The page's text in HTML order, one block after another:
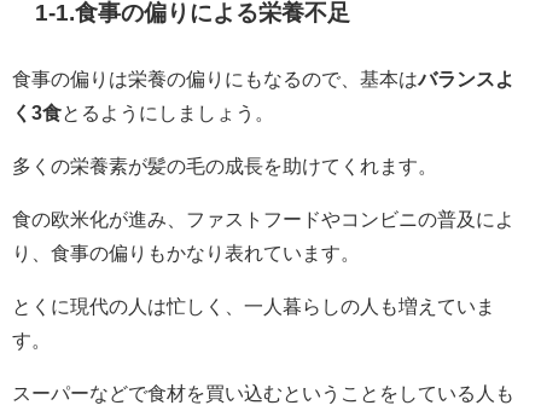
1-1.食事の偏りによる栄養不足
食事の偏りは栄養の偏りにもなるので、基本はバランスよ
く3食とるようにしましょう。
多くの栄養素が髪の毛の成長を助けてくれます。
食の欧米化が進み、ファストフードやコンビニの普及によ
り、食事の偏りもかなり表れています。
とくに現代の人は忙しく、一人暮らしの人も増えていま
す。
スーパーなどで食材を買い込むということをしている人も